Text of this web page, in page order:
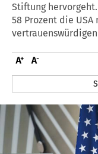
Stiftung
58 Prozent die